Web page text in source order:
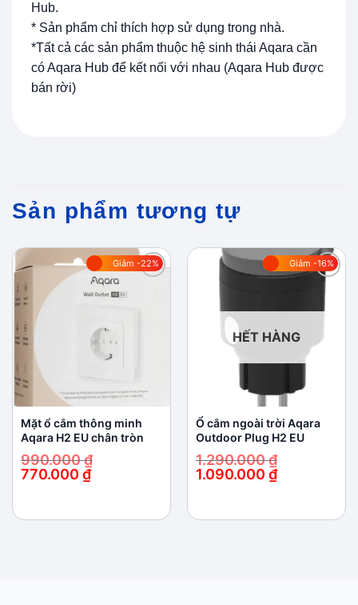
Hub.
* Sản phẩm chỉ thích hợp sử dụng trong nhà.
*Tất cả các sản phẩm thuộc hệ sinh thái Aqara cần
có Aqara Hub để kết nối với nhau (Aqara Hub được
bán rời)
Sản phẩm tương tự
Giảm -22%
Mặt ổ cắm thông minh
Aqara H2 EU chân tròn
990.000₫
990.000 ₫.
770.000 ₫
là:
Giảm -16%
Add to
HẾT HÀNG
Ổ cắm ngoài trời Aqara
Outdoor Plug H2 EU
1.290.000₫
1.290.000 ₫.
1.090.000 ₫
là: